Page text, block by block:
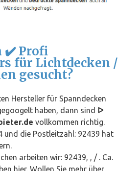
✔️ Profi
für Lichtdecken /
gesucht?
Hersteller für Spanndecken
haben, dann sind ᐅ
vollkommen richtig.
und die Postleitzahl: 92439 hat
.
arbeiten wir: 92439, , / . Ca.
hier. Wollen Sie mehr über